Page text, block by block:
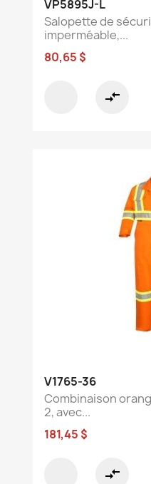
VP5895J-L
Salopette de
imperméable,...
80,65 $
compare_arrows
V1765-36
Combinaison
2, avec...
181,45 $
compare_arrows